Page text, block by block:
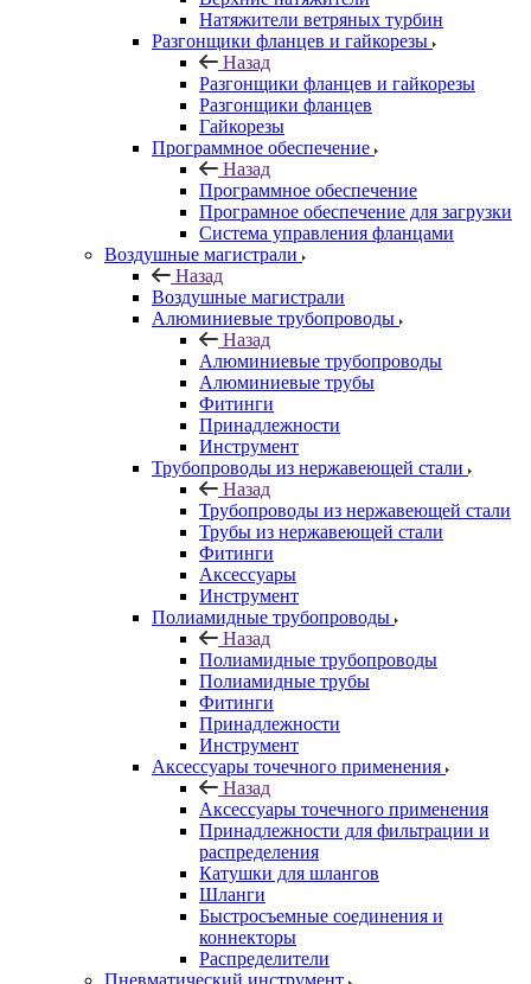
Натяжители ветряных турбин
Разгонщики фланцев и гайкорезы
Назад
Разгонщики фланцев и гайкорезы
Разгонщики фланцев
Гайкорезы
Программное обеспечение
Назад
Программное обеспечение
Програмное обеспечение для загрузки
Система управления фланцами
Воздушные магистрали
Назад
Воздушные магистрали
Алюминиевые трубопроводы
Назад
Алюминиевые трубопроводы
Алюминиевые трубы
Фитинги
Принадлежности
Инструмент
Трубопроводы из нержавеющей стали
Назад
Трубопроводы из нержавеющей стали
Трубы из нержавеющей стали
Фитинги
Аксессуары
Инструмент
Полиамидные трубопроводы
Назад
Полиамидные трубопроводы
Полиамидные трубы
Фитинги
Принадлежности
Инструмент
Аксессуары точечного применения
Назад
Аксессуары точечного применения
Принадлежности для фильтрации и
распределения
Катушки для шлангов
Шланги
Быстросъемные соединения и
коннекторы
Распределители
Пневматический инструмент